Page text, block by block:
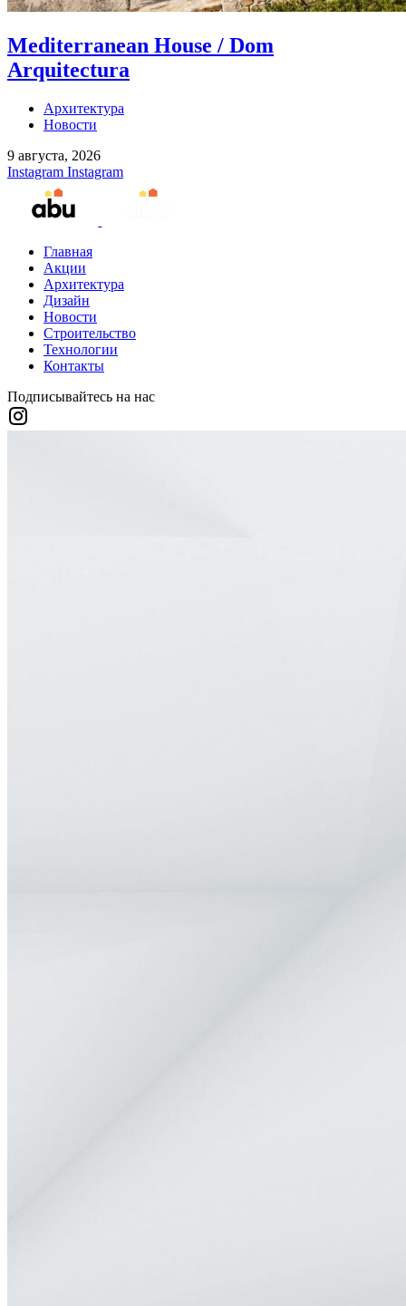
Mediterranean House / Dom
Arquitectura
Архитектура
Новости
9 августа, 2026
Instagram Instagram
Главная
Акции
Архитектура
Дизайн
Новости
Строительство
Технологии
Контакты
Подписывайтесь на нас